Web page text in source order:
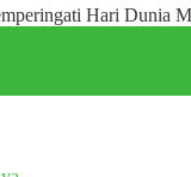
Hari Dunia